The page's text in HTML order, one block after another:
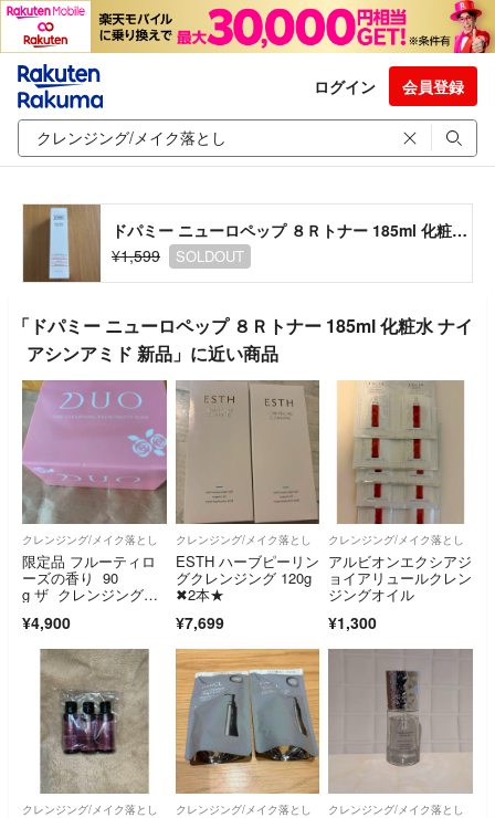
ログイン 会員登録
ドパミー ニューロペップ ８Ｒトナー 185ml 化粧水 ナイアシンアミド 新品
¥1,599
SOLDOUT
「ドパミー ニューロペップ ８Ｒトナー 185ml 化粧水 ナイ
アシンアミド 新品」に近い商品
クレンジング/メイク落とし
限定品 フルーティロ
ーズの香り 90
g ザ クレンジングバ
ーズ
¥4,900
クレンジング/メイク落とし
ESTH ハーブピーリン
グクレンジング 120g
✖︎2本★
¥7,699
クレンジング/メイク落とし
アルビオンエクシアジ
ョイアリュールクレン
ジングオイル
¥1,300
クレンジング/メイク落とし クレンジング/メイク落とし クレンジング/メイク落とし